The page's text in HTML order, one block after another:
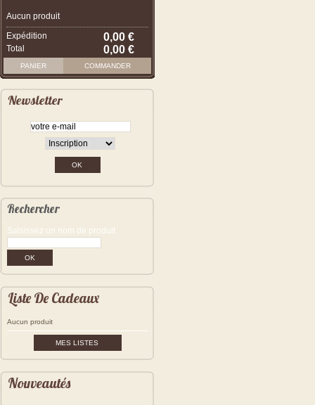
Aucun produit
Expédition
0,00 €
Total 0,00 €
PANIER COMMANDER
Newsletter
Rechercher
Saisissez un nom de produit
Liste De Cadeaux
Aucun produit
MES LISTES
Nouveautés